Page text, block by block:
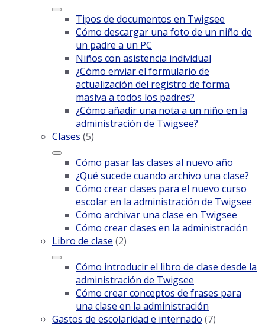
Tipos de documentos en Twigsee
Cómo descargar una foto de un niño de
un padre a un PC
Niños con asistencia individual
¿Cómo enviar el formulario de
actualización del registro de forma
masiva a todos los padres?
¿Cómo añadir una nota a un niño en la
administración de Twigsee?
Clases (5)
Cómo pasar las clases al nuevo año
¿Qué sucede cuando archivo una clase?
Cómo crear clases para el nuevo curso
escolar en la administración de Twigsee
Cómo archivar una clase en Twigsee
Cómo crear clases en la administración
Libro de clase (2)
Cómo introducir el libro de clase desde la
administración de Twigsee
Cómo crear conceptos de frases para
una clase en la administración
Gastos de escolaridad e internado (7)